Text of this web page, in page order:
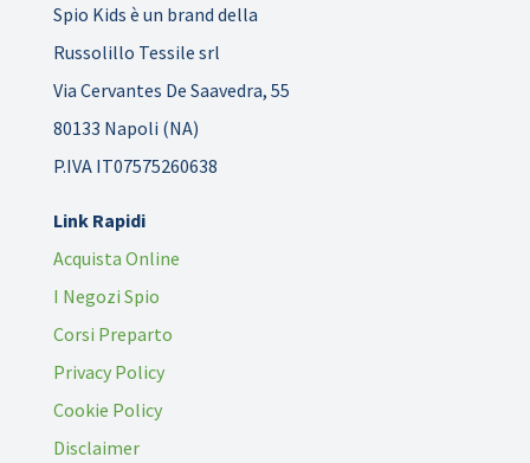
Spio Kids è un brand della
Russolillo Tessile srl
Via Cervantes De Saavedra, 55
80133 Napoli (NA)
P.IVA IT07575260638
Link Rapidi
Acquista Online
I Negozi Spio
Corsi Preparto
Privacy Policy
Cookie Policy
Disclaimer